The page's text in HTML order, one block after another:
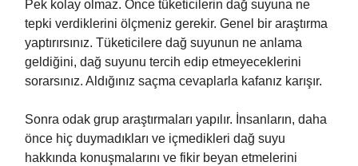
Pek kolay olmaz. Önce tüketicilerin dağ suyuna ne
tepki verdiklerini ölçmeniz gerekir. Genel bir araştırma
yaptırırsınız. Tüketicilere dağ suyunun ne anlama
geldiğini, dağ suyunu tercih edip etmeyeceklerini
sorarsınız. Aldığınız saçma cevaplarla kafanız karışır.
Sonra odak grup araştırmaları yapılır. İnsanların, daha
önce hiç duymadıkları ve içmedikleri dağ suyu
hakkında konuşmalarını ve fikir beyan etmelerini